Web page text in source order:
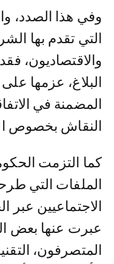
وفي هذا الصدد،
التي تقدم بها
والاقتصاديون،
البلاغ، عزمها
المضمنة في
النقاش بخصوص
كما التزمت
الملفات التي
الاجتماعيين عبر
عبرت عنها بعض
المتصرفون،